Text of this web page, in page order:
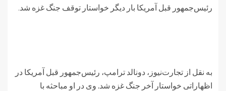
رئیس‌جمهور قبل آمریکا بار دیگر خواستار توقف جنگ غزه شد.
به نقل از تجارت‌نیوز، دونالد ترامپ، رئیس‌جمهور قبل آمریکا در
اظهاراتی خواستار آخر جنگ غزه شد. وی در او مباحثه با